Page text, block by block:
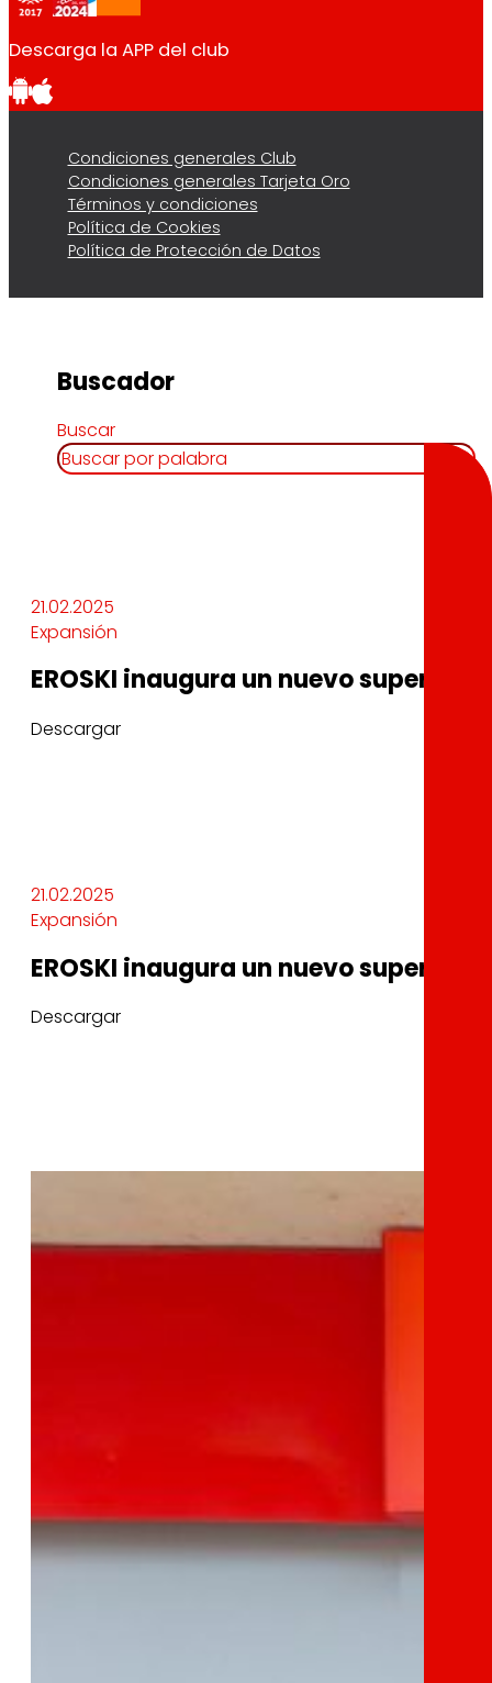
Descarga la APP del club
Condiciones generales Club
Condiciones generales Tarjeta Oro
Términos y condiciones
Política de Cookies
Política de Protección de Datos
Buscador
Buscar
21.02.2025
Expansión
EROSKI inaugura un nuevo
Descargar
21.02.2025
Expansión
EROSKI inaugura un nuevo
Descargar